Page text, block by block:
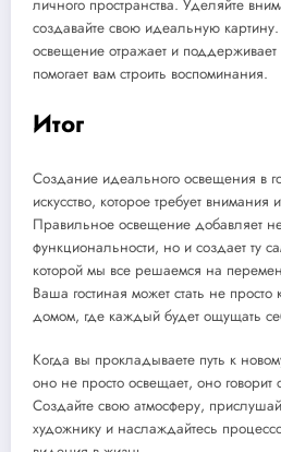
личного пространства. Уделяйте
создавайте свою идеальную
освещение отражает и
помогает вам строить воспоминания.
Итог
Создание идеального освещения в
искусство, которое требует
Правильное освещение добавляет
функциональности, но и создает ту
которой мы все решаемся на
Ваша гостиная может стать не
домом, где каждый будет ощущать
Когда вы прокладываете путь к
оно не просто освещает, оно говорит
Создайте свою атмосферу,
художнику и наслаждайтесь